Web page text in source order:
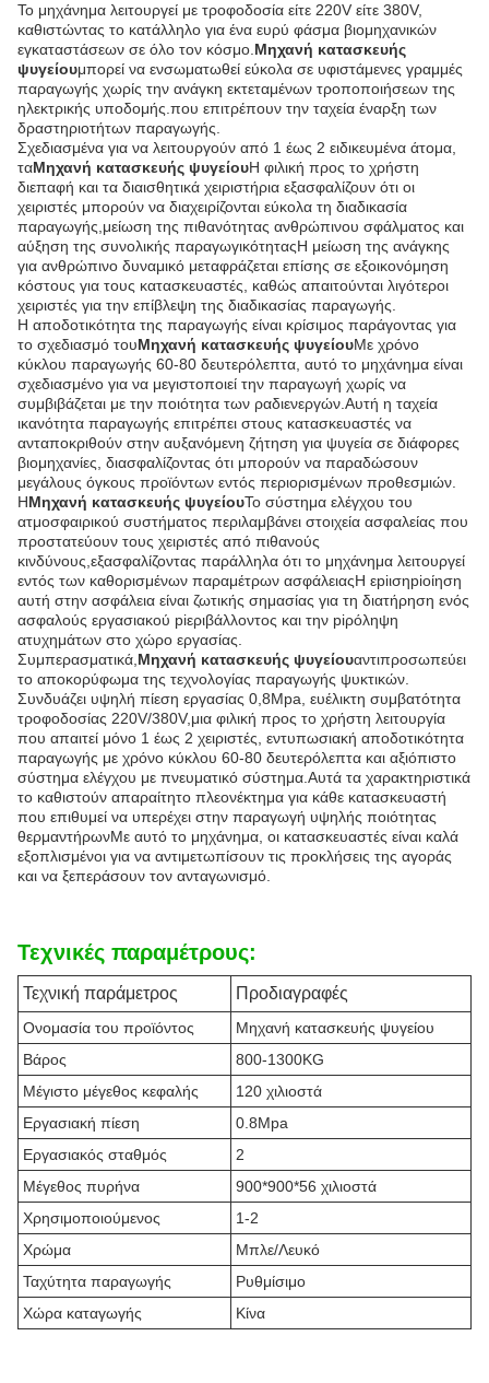
Το μηχάνημα λειτουργεί με τροφοδοσία είτε 220V είτε 380V,
καθιστώντας το κατάλληλο για ένα ευρύ φάσμα βιομηχανικών
εγκαταστάσεων σε όλο τον κόσμο. Μηχανή κατασκευής
ψυγείουμπορεί να ενσωματωθεί εύκολα σε υφιστάμενες γραμμές
παραγωγής χωρίς την ανάγκη εκτεταμένων τροποποιήσεων της
ηλεκτρικής υποδομής.που επιτρέπουν την ταχεία έναρξη των
δραστηριοτήτων παραγωγής.
Σχεδιασμένα για να λειτουργούν από 1 έως 2 ειδικευμένα άτομα,
ταΜηχανή κατασκευής ψυγείουΗ φιλική προς το χρήστη
διεπαφή και τα διαισθητικά χειριστήρια εξασφαλίζουν ότι οι
χειριστές μπορούν να διαχειρίζονται εύκολα τη διαδικασία
παραγωγής,μείωση της πιθανότητας ανθρώπινου σφάλματος και
αύξηση της συνολικής παραγωγικότηταςΗ μείωση της ανάγκης
για ανθρώπινο δυναμικό μεταφράζεται επίσης σε εξοικονόμηση
κόστους για τους κατασκευαστές, καθώς απαιτούνται λιγότεροι
χειριστές για την επίβλεψη της διαδικασίας παραγωγής.
Η αποδοτικότητα της παραγωγής είναι κρίσιμος παράγοντας για
το σχεδιασμό τουΜηχανή κατασκευής ψυγείουΜε χρόνο
κύκλου παραγωγής 60-80 δευτερόλεπτα, αυτό το μηχάνημα είναι
σχεδιασμένο για να μεγιστοποιεί την παραγωγή χωρίς να
συμβιβάζεται με την ποιότητα των ραδιενεργών.Αυτή η ταχεία
ικανότητα παραγωγής επιτρέπει στους κατασκευαστές να
ανταποκριθούν στην αυξανόμενη ζήτηση για ψυγεία σε διάφορες
βιομηχανίες, διασφαλίζοντας ότι μπορούν να παραδώσουν
μεγάλους όγκους προϊόντων εντός περιορισμένων προθεσμιών.
ΗΜηχανή κατασκευής ψυγείουΤο σύστημα ελέγχου του
ατμοσφαιρικού συστήματος περιλαμβάνει στοιχεία ασφαλείας που
προστατεύουν τους χειριστές από πιθανούς
κινδύνους,εξασφαλίζοντας παράλληλα ότι το μηχάνημα λειτουργεί
εντός των καθορισμένων παραμέτρων ασφάλειαςΗ εpiισηpiοίηση
αυτή στην ασφάλεια είναι ζωτικής σημασίας για τη διατήρηση ενός
ασφαλούς εργασιακού piεριβάλλοντος και την piρόληψη
ατυχημάτων στο χώρο εργασίας.
Συμπερασματικά, Μηχανή κατασκευής ψυγείουαντιπροσωπεύει
το αποκορύφωμα της τεχνολογίας παραγωγής ψυκτικών.
Συνδυάζει υψηλή πίεση εργασίας 0,8Mpa, ευέλικτη συμβατότητα
τροφοδοσίας 220V/380V,μια φιλική προς το χρήστη λειτουργία
που απαιτεί μόνο 1 έως 2 χειριστές, εντυπωσιακή αποδοτικότητα
παραγωγής με χρόνο κύκλου 60-80 δευτερόλεπτα και αξιόπιστο
σύστημα ελέγχου με πνευματικό σύστημα.Αυτά τα χαρακτηριστικά
το καθιστούν απαραίτητο πλεονέκτημα για κάθε κατασκευαστή
που επιθυμεί να υπερέχει στην παραγωγή υψηλής ποιότητας
θερμαντήρωνΜε αυτό το μηχάνημα, οι κατασκευαστές είναι καλά
εξοπλισμένοι για να αντιμετωπίσουν τις προκλήσεις της αγοράς
και να ξεπεράσουν τον ανταγωνισμό.
Τεχνικές παραμέτρους:
Τεχνική παράμετρος Προδιαγραφές
Ονομασία του προϊόντος
Μηχανή κατασκευής ψυγείου
Βάρος
800-1300KG
Μέγιστο μέγεθος κεφαλής
120 χιλιοστά
Εργασιακή πίεση
0.8Mpa
Εργασιακός σταθμός
2
Μέγεθος πυρήνα
900*900*56 χιλιοστά
Χρησιμοποιούμενος
1-2
Χρώμα
Μπλε/Λευκό
Ταχύτητα παραγωγής
Ρυθμίσιμο
Χώρα καταγωγής
Κίνα